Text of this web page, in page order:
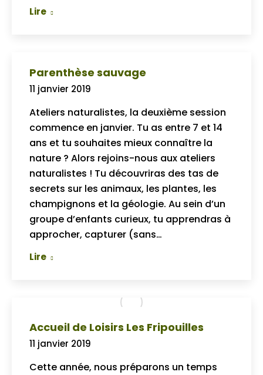
Lire
Parenthèse sauvage
11 janvier 2019
Ateliers naturalistes, la deuxième session
commence en janvier. Tu as entre 7 et 14
ans et tu souhaites mieux connaître la
nature ? Alors rejoins-nous aux ateliers
naturalistes ! Tu découvriras des tas de
secrets sur les animaux, les plantes, les
champignons et la géologie. Au sein d’un
groupe d’enfants curieux, tu apprendras à
approcher, capturer (sans…
Lire
Accueil de Loisirs Les Fripouilles
11 janvier 2019
Cette année, nous préparons un temps